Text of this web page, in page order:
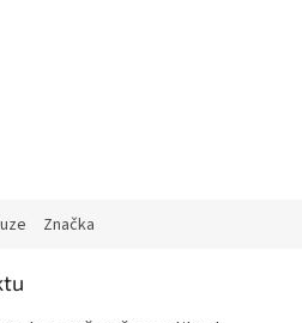
Značka